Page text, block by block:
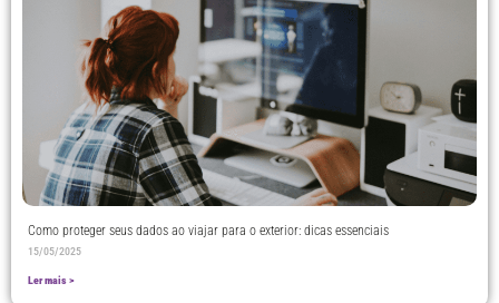
Como proteger seus dados ao viajar para o exterior: dicas essenciais
15/05/2025
Ler mais >